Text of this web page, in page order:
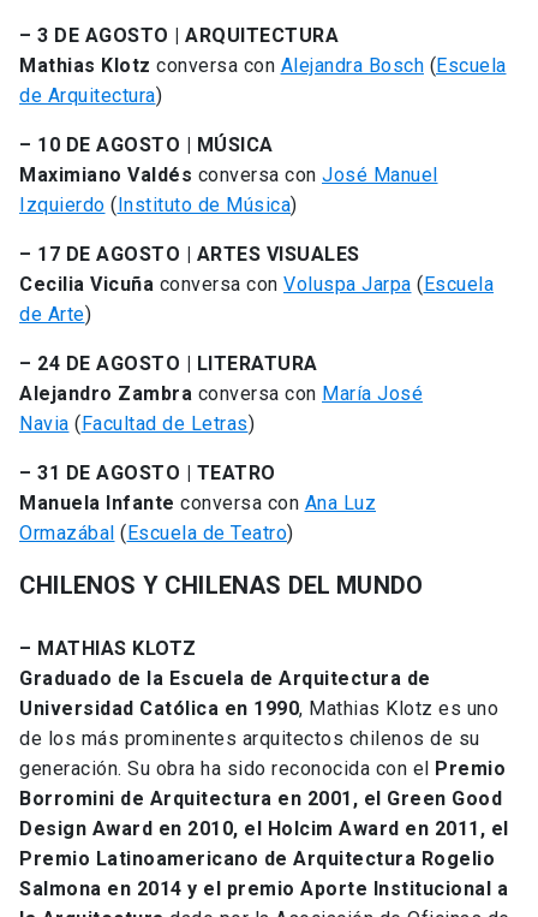
– 3 DE AGOSTO | ARQUITECTURA
Mathias Klotz conversa con Alejandra Bosch (Escuela
de Arquitectura)
– 10 DE AGOSTO | MÚSICA
Maximiano Valdés conversa con José Manuel
Izquierdo (Instituto de Música)
– 17 DE AGOSTO | ARTES VISUALES
Cecilia Vicuña conversa con Voluspa Jarpa (Escuela
de Arte)
– 24 DE AGOSTO | LITERATURA
Alejandro Zambra conversa con María José
Navia (Facultad de Letras)
– 31 DE AGOSTO | TEATRO
Manuela Infante conversa con Ana Luz
Ormazábal (Escuela de Teatro)
CHILENOS Y CHILENAS DEL MUNDO
– MATHIAS KLOTZ
Graduado de la Escuela de Arquitectura de
Universidad Católica en 1990, Mathias Klotz es uno
de los más prominentes arquitectos chilenos de su
generación. Su obra ha sido reconocida con el Premio
Borromini de Arquitectura en 2001, el Green Good
Design Award en 2010, el Holcim Award en 2011, el
Premio Latinoamericano de Arquitectura Rogelio
Salmona en 2014 y el premio Aporte Institucional a